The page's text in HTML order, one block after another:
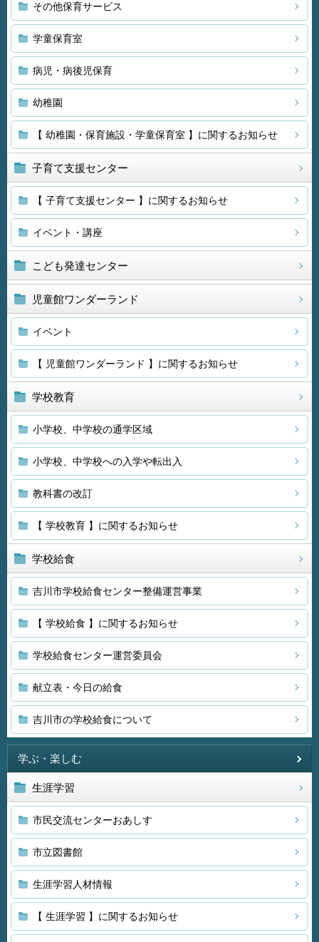
その他保育サービス
学童保育室
病児・病後児保育
幼稚園
【 幼稚園・保育施設・学童保育室 】に関するお知らせ
子育て支援センター
【 子育て支援センター 】に関するお知らせ
イベント・講座
こども発達センター
児童館ワンダーランド
イベント
【 児童館ワンダーランド 】に関するお知らせ
学校教育
小学校、中学校の通学区域
小学校、中学校への入学や転出入
教科書の改訂
【 学校教育 】に関するお知らせ
学校給食
吉川市学校給食センター整備運営事業
【 学校給食 】に関するお知らせ
学校給食センター運営委員会
献立表・今日の給食
吉川市の学校給食について
学ぶ・楽しむ
生涯学習
市民交流センターおあしす
市立図書館
生涯学習人材情報
【 生涯学習 】に関するお知らせ